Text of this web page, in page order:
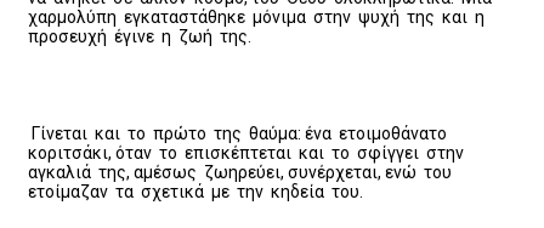
χαρμολύπη εγκαταστάθηκε μόνιμα στην ψυχή της και η
προσευχή έγινε η ζωή της.
Γίνεται και το πρώτο της θαύμα: ένα ετοιμοθάνατο
κοριτσάκι, όταν το επισκέπτεται και το σφίγγει στην
αγκαλιά της, αμέσως ζωηρεύει, συνέρχεται, ενώ του
ετοίμαζαν τα σχετικά με την κηδεία του.